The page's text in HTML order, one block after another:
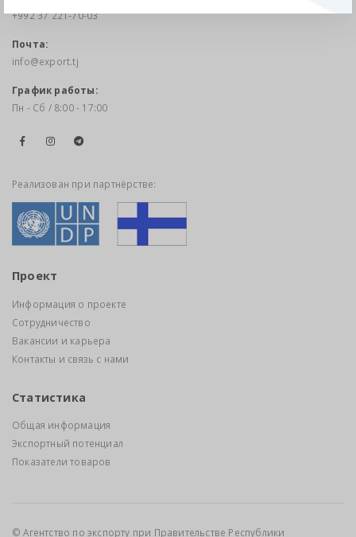
+992 37 221-70-03
Почта:
info@export.tj
График работы:
Пн - Сб / 8:00 - 17:00
Реализован при партнёрстве:
Проект
Информация о проекте
Сотрудничество
Вакансии и карьера
Контакты и связь с нами
Статистика
Общая информация
Экспортный потенциал
Показатели товаров
© Агентство по экспорту при Правительстве Республики